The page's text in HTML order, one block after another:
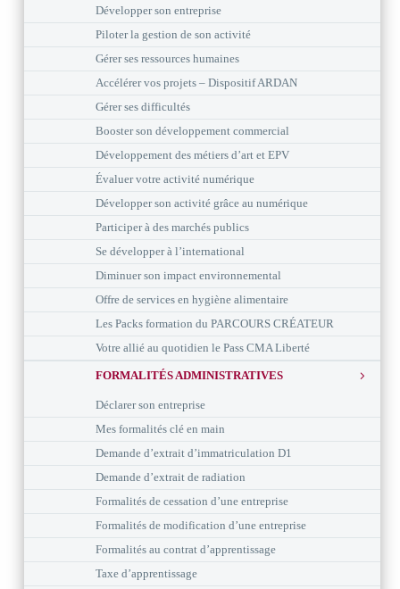
Développer son entreprise
Piloter la gestion de son activité
Gérer ses ressources humaines
Accélérer vos projets – Dispositif ARDAN
Gérer ses difficultés
Booster son développement commercial
Développement des métiers d’art et EPV
Évaluer votre activité numérique
Développer son activité grâce au numérique
Participer à des marchés publics
Se développer à l’international
Diminuer son impact environnemental
Offre de services en hygiène alimentaire
Les Packs formation du PARCOURS CRÉATEUR
Votre allié au quotidien le Pass CMA Liberté
FORMALITÉS ADMINISTRATIVES
Déclarer son entreprise
Mes formalités clé en main
Demande d’extrait d’immatriculation D1
Demande d’extrait de radiation
Formalités de cessation d’une entreprise
Formalités de modification d’une entreprise
Formalités au contrat d’apprentissage
Taxe d’apprentissage